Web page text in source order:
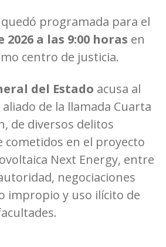
programada para el
2026 a las 9:00 horas en
centro de justicia.
del Estado acusa al
de la llamada Cuarta
de diversos delitos
en el proyecto
Next Energy, entre
negociaciones
impropio y uso ilícito de